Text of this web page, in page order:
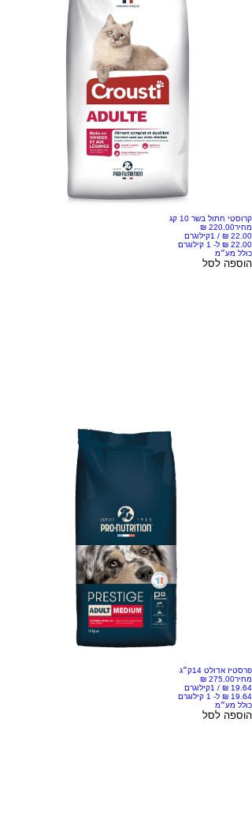
קרוסטי חתול בשר 10 קג
מחיר
/ 1קילוגרם
כולל מע״מ
הוספה לסל
פרסטיז אדולט 14ק״ג
מחיר
/ 1קילוגרם
כולל מע״מ
הוספה לסל